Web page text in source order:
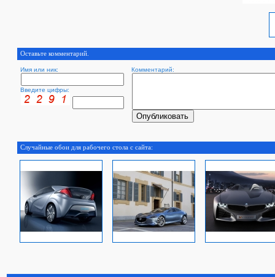
Оставьте комментарий.
Имя или ник: Комментарий:
Введите цифры:
Случайные обои для рабочего стола с сайта: